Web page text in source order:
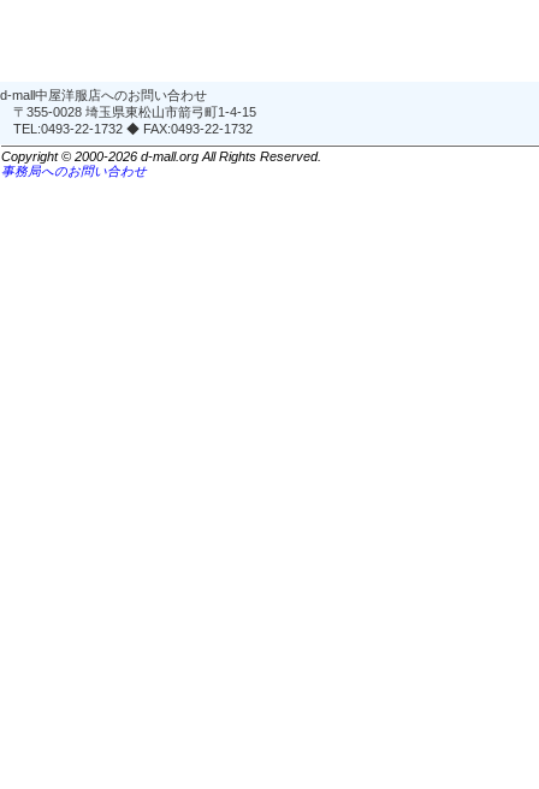
d-mall中屋洋服店へのお問い合わせ
〒355-0028 埼玉県東松山市箭弓町1-4-15
TEL:0493-22-1732 ◆ FAX:0493-22-1732
Copyright © 2000-2026 d-mall.org All Rights Reserved.
事務局へのお問い合わせ